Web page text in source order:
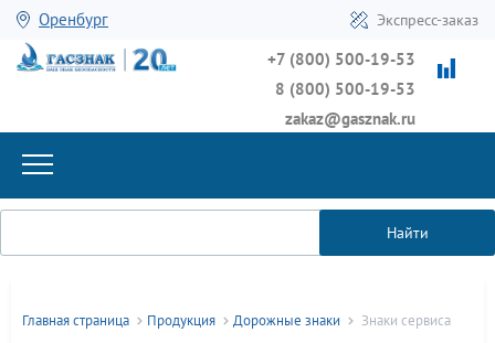
Оренбург Экспресс-заказ
+7 (800) 500-19-53
8 (800) 500-19-53
zakaz@gasznak.ru
Найти
Главная страница Продукция Дорожные знаки Знаки сервиса